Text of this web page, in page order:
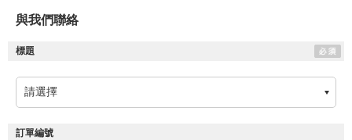
與我們聯絡
標題
訂單編號